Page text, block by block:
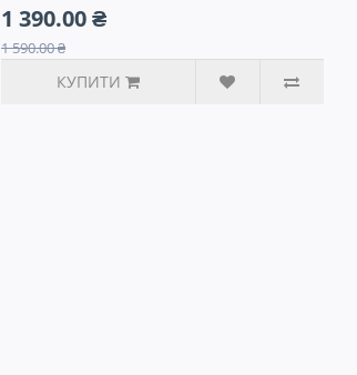
1 390.00 ₴
1 590.00 ₴
КУПИТИ